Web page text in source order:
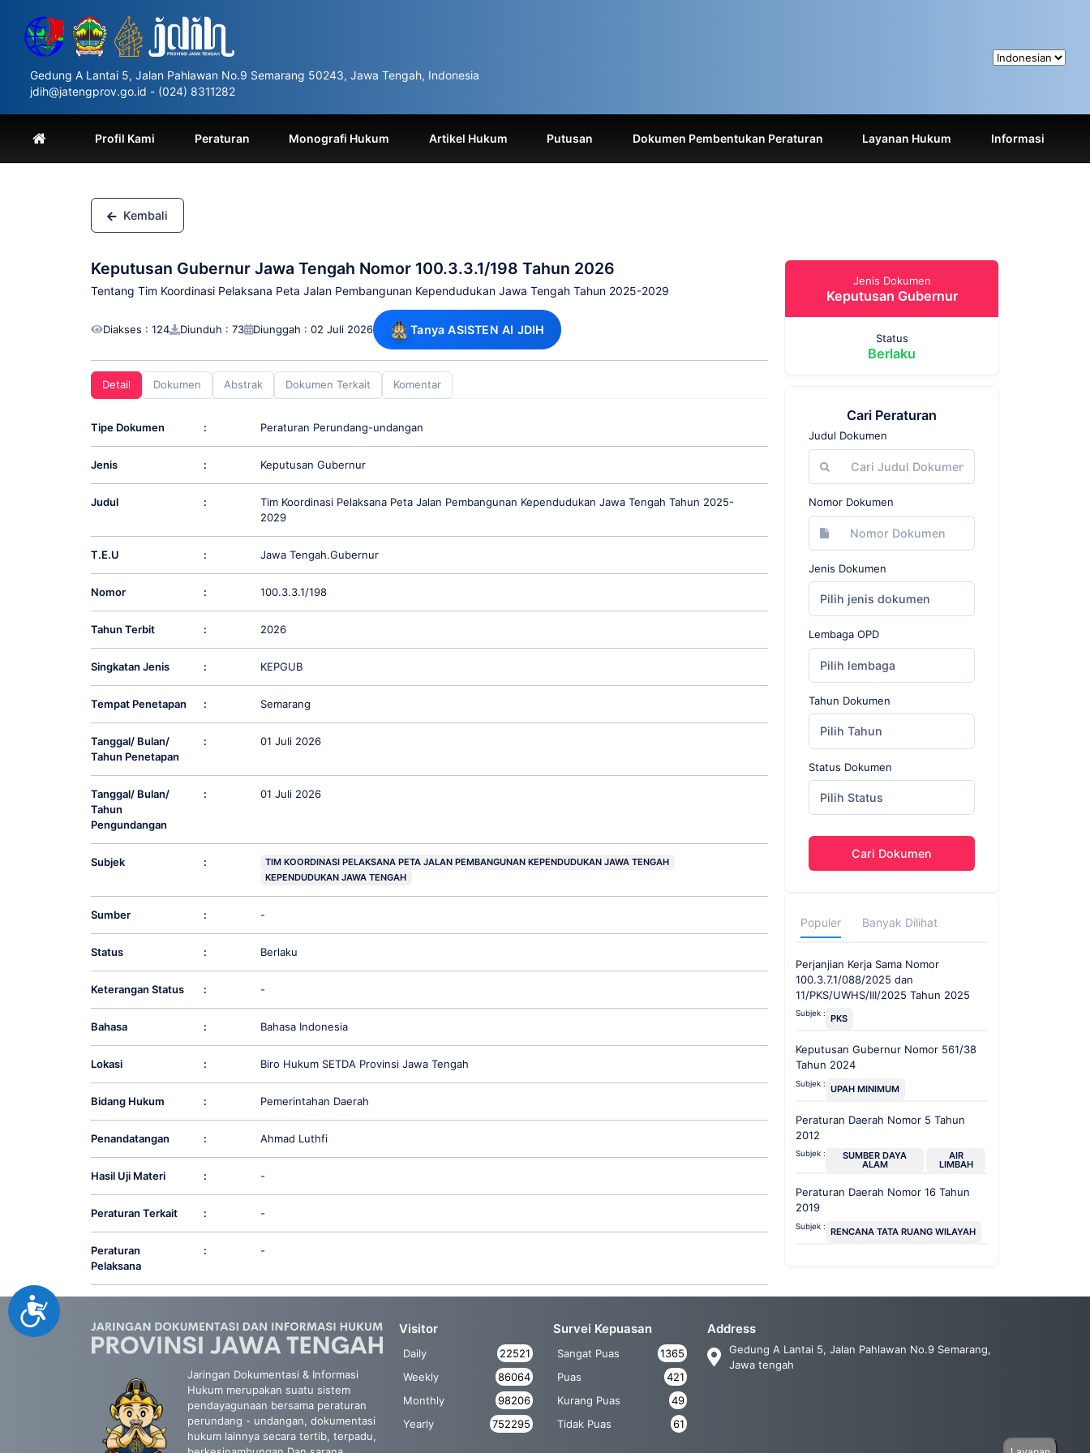
website
includes
accessibility
system.
Control-
F11
Accessibility
Gedung A Lantai 5, Jalan Pahlawan No.9 Semarang 50243, Jawa Tengah, Indonesia
jdih@jatengprov.go.id - (024) 8311282
Profil Kami Peraturan Monografi Hukum Artikel Hukum Putusan Dokumen Pembentukan Peraturan Layanan Hukum Informasi
Kembali
Keputusan Gubernur Jawa Tengah Nomor 100.3.3.1/198 Tahun 2026
Tentang Tim Koordinasi Pelaksana Peta Jalan Pembangunan Kependudukan Jawa Tengah Tahun 2025-2029
Diakses : 124 Diunduh : 73 Diunggah : 02 Juli 2026 Tanya ASISTEN AI JDIH
Detail Dokumen Abstrak Dokumen Terkait Komentar
Tipe Dokumen : Peraturan Perundang-undangan
Jenis : Keputusan Gubernur
Judul :
Tim Koordinasi Pelaksana Peta Jalan Pembangunan Kependudukan Jawa Tengah Tahun 2025-
2029
T.E.U : Jawa Tengah.Gubernur
Nomor : 100.3.3.1/198
Tahun Terbit : 2026
Singkatan Jenis : KEPGUB
Tempat Penetapan : Semarang
Tanggal/ Bulan/
Tahun Penetapan
: 01 Juli 2026
Tanggal/ Bulan/
Tahun
Pengundangan
: 01 Juli 2026
Subjek :
TIM KOORDINASI PELAKSANA PETA JALAN PEMBANGUNAN KEPENDUDUKAN JAWA TENGAH
KEPENDUDUKAN JAWA TENGAH
Sumber : -
Status : Berlaku
Keterangan Status : -
Bahasa : Bahasa Indonesia
Lokasi : Biro Hukum SETDA Provinsi Jawa Tengah
Bidang Hukum : Pemerintahan Daerah
Penandatangan : Ahmad Luthfi
Hasil Uji Materi : -
Peraturan Terkait : -
Peraturan
Pelaksana
: -
Jenis Dokumen
Keputusan Gubernur
Status
Berlaku
Cari Peraturan
Judul Dokumen
Nomor Dokumen
Jenis Dokumen
Pilih jenis dokumen
Lembaga OPD
Pilih lembaga
Tahun Dokumen
Pilih Tahun
Status Dokumen
Pilih Status
Cari Dokumen
Populer Banyak Dilihat
Perjanjian Kerja Sama Nomor
100.3.7.1/088/2025 dan
11/PKS/UWHS/III/2025 Tahun 2025
Subjek : PKS
Keputusan Gubernur Nomor 561/38
Tahun 2024
Subjek : UPAH MINIMUM
Peraturan Daerah Nomor 5 Tahun
2012
Subjek : SUMBER DAYA
ALAM
AIR
LIMBAH
Peraturan Daerah Nomor 16 Tahun
2019
Subjek : RENCANA TATA RUANG WILAYAH
Jaringan Dokumentasi & Informasi
Hukum merupakan suatu sistem
pendayagunaan bersama peraturan
perundang - undangan, dokumentasi
hukum lainnya secara tertib, terpadu,
Visitor
Daily
22521
Weekly
86064
Monthly
98206
Yearly
752295
Survei Kepuasan
Sangat Puas
1365
Puas
421
Kurang Puas
49
Tidak Puas
61
Address
Gedung A Lantai 5, Jalan Pahlawan No.9 Semarang,
Jawa tengah